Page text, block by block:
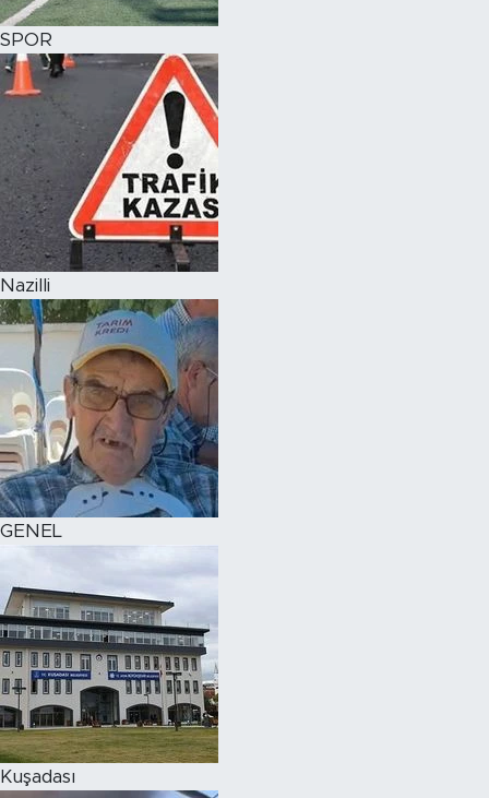
SPOR
Nazilli
GENEL
Kuşadası